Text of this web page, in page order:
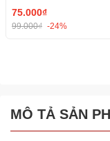
75.000₫
99.000₫ -24%
MÔ TẢ SẢN